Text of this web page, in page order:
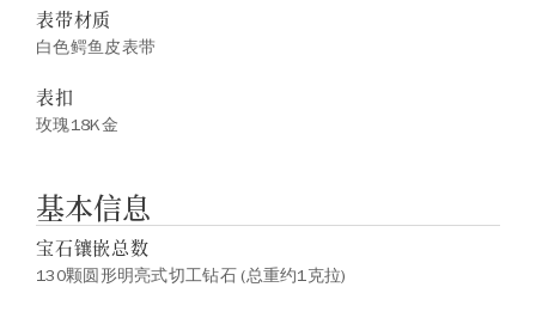
表带材质
白色鳄鱼皮表带
表扣
玫瑰18K金
基本信息
宝石镶嵌总数
130颗圆形明亮式切工钻石 (总重约1克拉)